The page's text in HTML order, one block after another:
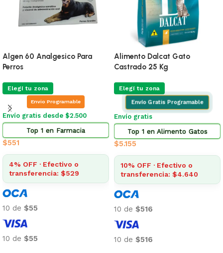
Algen 60 Analgesico Para
Perros
Elegí tu zona
Envio Programable
Envío gratis desde $2.500
Top 1 en Farmacia
$551
4% OFF · Efectivo o
transferencia: $529
10 de $55
10 de $55
Alimento Dalcat Gato
Castrado 25 Kg
Elegí tu zona
Envío Gratis Programable
Envío gratis
Top 1 en Alimento Gatos
$5.155
10% OFF · Efectivo o
transferencia: $4.640
10 de $516
10 de $516